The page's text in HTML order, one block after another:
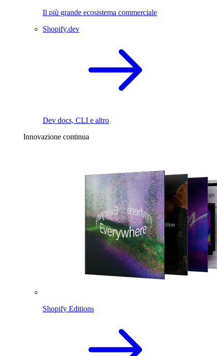
Il più grande ecosistema commerciale
Shopify.dev
Dev docs, CLI e altro
Innovazione continua
Shopify Editions